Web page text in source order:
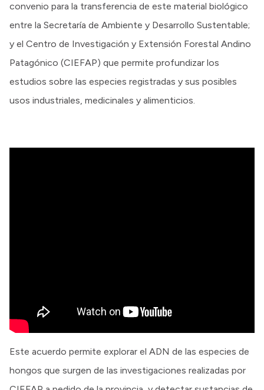
convenio para la transferencia de este material biológico
entre la Secretaría de Ambiente y Desarrollo Sustentable;
y el Centro de Investigación y Extensión Forestal Andino
Patagónico (CIEFAP) que permite profundizar los
estudios sobre las especies registradas y sus posibles
usos industriales, medicinales y alimenticios.
Este acuerdo permite explorar el ADN de las especies de
hongos que surgen de las investigaciones realizadas por